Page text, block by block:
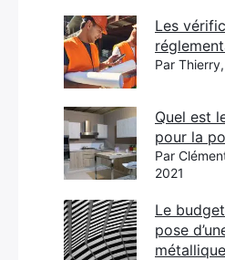
Les
Par
Quel est
pour la
Par
2021
Le
pose
métallique